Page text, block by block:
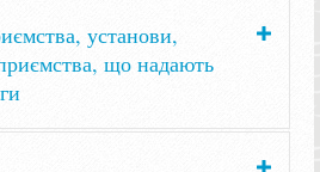
установи,
що надають